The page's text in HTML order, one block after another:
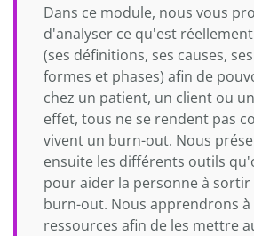
Dans ce module, nous vous
d'analyser ce qu'est
(ses définitions, ses causes,
formes et phases) afin de
chez un patient, un client ou
effet, tous ne se rendent pas
vivent un burn-out. Nous
ensuite les différents outils
pour aider la personne à sortir
burn-out. Nous apprendrons à
ressources afin de les mettre